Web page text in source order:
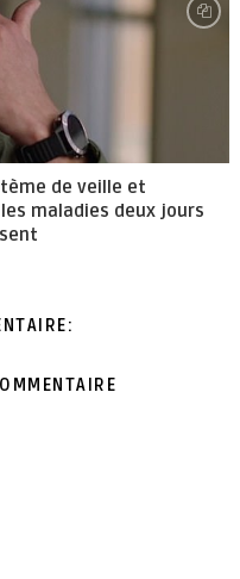
de veille et
maladies deux jours